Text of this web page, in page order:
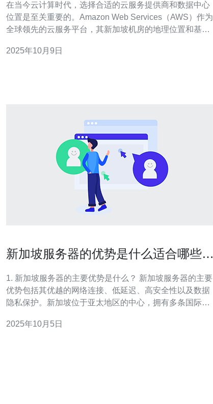
在当今云计算时代，选择合适的云服务提供商和数据中心
位置是至关重要的。Amazon Web Services（AWS）作为
全球领先的云服务平台，其新加坡机房的地理位置和基础
AWS新加坡机房地址及其重要性，并提供实际的操作指
2025年10月9日
新加坡服务器的优势是什么适合哪些企
1. 新加坡服务器的主要优势是什么？ 新加坡服务器的主要
优势包括其优越的网络连接、低延迟、高安全性以及数据
隐私保护。新加坡位于亚太地区的中心，拥有多条国际光
的数据中心普遍具备高度的安全措施，包括24小时监控、
2025年10月5日